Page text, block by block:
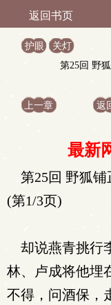
返回书页
护眼 关灯
第25回 野
上一章 返
最新
第25回 野狐铺
(第1/3页)
却说燕青挑行
林、卢成将他埋
不得，问酒保，